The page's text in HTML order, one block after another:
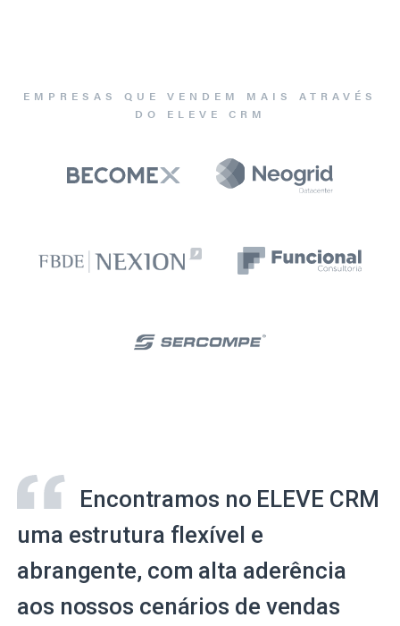
EMPRESAS QUE VENDEM MAIS ATRAVÉS
DO ELEVE CRM
Encontramos no ELEVE CRM
uma estrutura flexível e
abrangente, com alta aderência
aos nossos cenários de vendas